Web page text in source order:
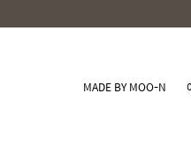
MADE BY MOO-N